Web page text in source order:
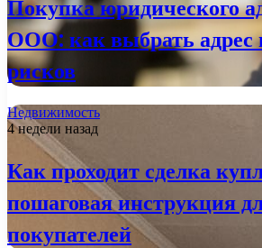
Покупка юридического
ООО: как выбрать адрес
рисков
Недвижимость
4 недели назад
Как проходит сделка
пошаговая инструкция
покупателей